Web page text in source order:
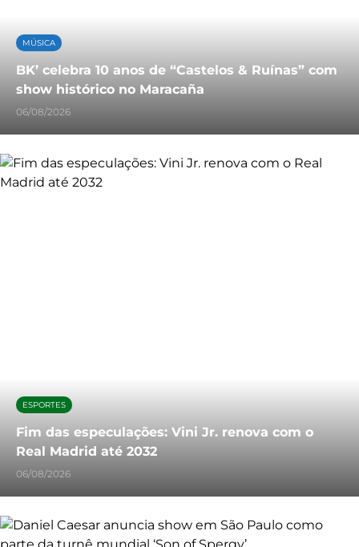
MÚSICA
BK’ celebra 10 anos de “Castelos & Ruínas” com
show histórico no Maracaña
06/08/2026
ESPORTES
Fim das especulações: Vini Jr. renova com o
Real Madrid até 2032
06/08/2026